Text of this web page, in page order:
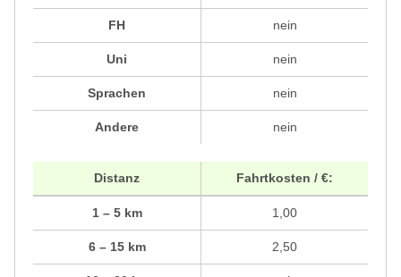
FH
Uni
Sprachen
Andere
nein
nein
nein
nein
Distanz
1 – 5 km
6 – 15 km
Fahrtkosten / €:
1,00
2,50